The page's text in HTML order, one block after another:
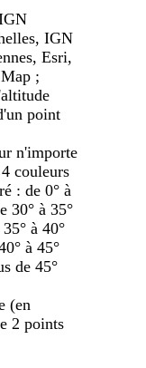
IGN
Esri,
;
point
n'importe
couleurs
: de 0° à
30° à 35°
à 40°
à 45°
de 45°
(en
2 points